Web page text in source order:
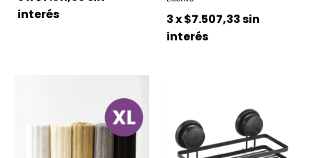
interés
3x$7.507,33sin
interés